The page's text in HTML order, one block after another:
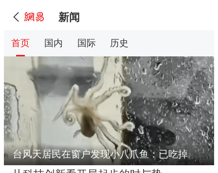
新闻
首页 国内 国际 历史
台风天居民在窗户发现小八爪鱼：已吃掉